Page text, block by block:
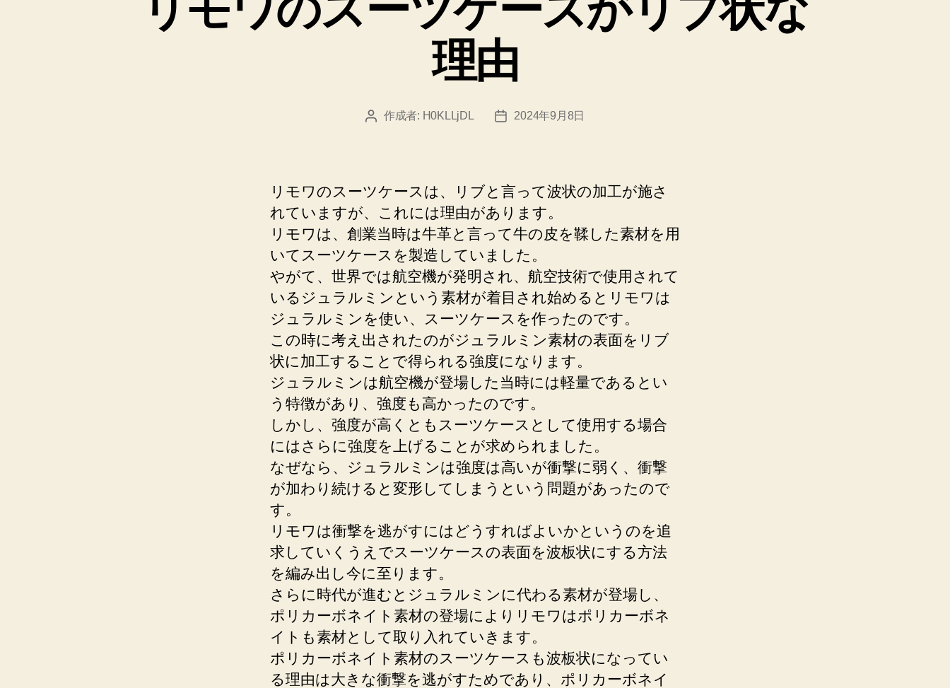
ー
理由
投 作成者: H0KLLjDL
投
2024年9月8日
リモワのスーツケースは、リブと言って波状の加工が施さ
れていますが、これには理由があります。
リモワは、創業当時は牛革と言って牛の皮を鞣した素材を用
いてスーツケースを製造していました。
やがて、世界では航空機が発明され、航空技術で使用されて
いるジュラルミンという素材が着目され始めるとリモワは
ジュラルミンを使い、スーツケースを作ったのです。
この時に考え出されたのがジュラルミン素材の表面をリブ
状に加工することで得られる強度になります。
ジュラルミンは航空機が登場した当時には軽量であるとい
う特徴があり、強度も高かったのです。
しかし、強度が高くともスーツケースとして使用する場合
にはさらに強度を上げることが求められました。
なぜなら、ジュラルミンは強度は高いが衝撃に弱く、衝撃
が加わり続けると変形してしまうという問題があったので
す。
リモワは衝撃を逃がすにはどうすればよいかというのを追
求していくうえでスーツケースの表面を波板状にする方法
を編み出し今に至ります。
さらに時代が進むとジュラルミンに代わる素材が登場し、
ポリカーボネイト素材の登場によりリモワはポリカーボネ
イトも素材として取り入れていきます。
ポリカーボネイト素材のスーツケースも波板状になってい
る理由は大きな衝撃を逃がすためであり、ポリカーボネイ